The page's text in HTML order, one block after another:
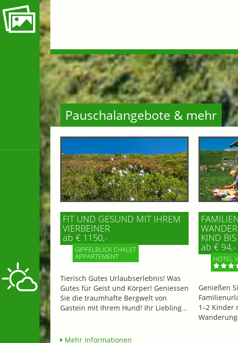
Pauschalangebote & mehr
FIT UND GESUND MIT IHREM
VIERBEINER
ab € 1150,-
GIPFELBLICK CHALET
APPARTEMENT
Tierisch Gutes Urlaubserlebnis! Was
Gutes für Geist und Körper! Geniessen
Sie die traumhafte Bergwelt von
Gastein mit Ihrem Hund! Ihr Liebling...
Mehr Informationen
IND BIS
ab € 94,-
HOTEL
Genießen
1–2 Kinder